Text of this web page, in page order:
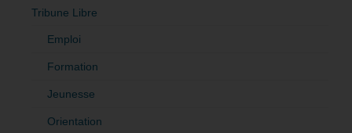
Tribune Libre
Emploi
Formation
Jeunesse
Orientation